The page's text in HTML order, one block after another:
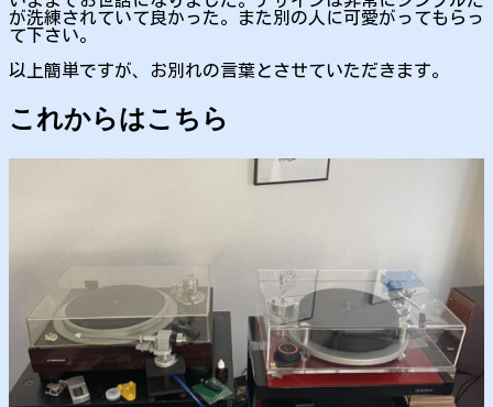
が洗練されていて良かった。また別の人に可愛がってもらっ
て下さい。
以上簡単ですが、お別れの言葉とさせていただきます。
これからはこちら